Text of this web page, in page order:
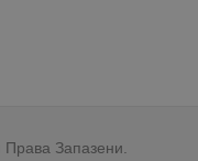
Запазени.